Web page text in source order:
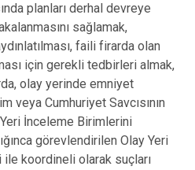
planları derhal devreye
sağlamak,
faili firarda olan
için gerekli tedbirleri almak,
olay yerinde emniyet
veya Cumhuriyet Savcısının
İnceleme Birimlerini
görevlendirilen Olay Yeri
koordineli olarak suçları